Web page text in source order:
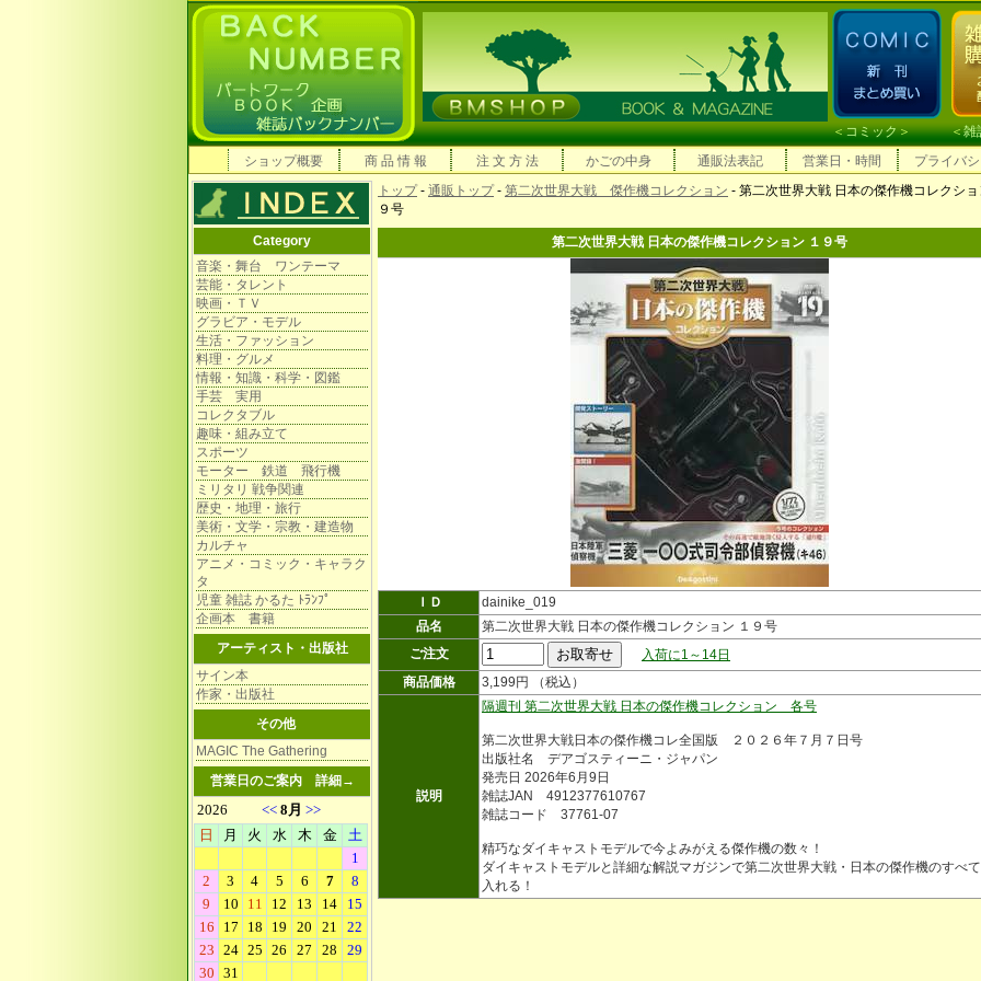
＜コミック＞ ＜雑
ショップ概要
商 品 情 報 注 文 方 法 かごの中身 通販法表記 営業日・時間 プライバ
Category
音楽・舞台 ワンテーマ
芸能・タレント
映画・ＴＶ
グラビア・モデル
生活・ファッション
料理・グルメ
情報・知識・科学・図鑑
手芸 実用
コレクタブル
趣味・組み立て
スポーツ
モーター 鉄道 飛行機
ミリタリ 戦争関連
歴史・地理・旅行
美術・文学・宗教・建造物
カルチャ
アニメ・コミック・キャラク
タ
児童 雑誌 かるた ﾄﾗﾝﾌﾟ
企画本 書籍
アーティスト・出版社
サイン本
作家・出版社
その他
MAGIC The Gathering
営業日のご案内 詳細→
トップ- 通販トップ- 第二次世界大戦 傑作機コレクション - 第二次世界大戦 日本の傑作機コレクシ
９号
第二次世界大戦 日本の傑作機コレクション １９号
ＩＤ
dainike_019
品名
第二次世界大戦 日本の傑作機コレクション １９号
ご注文
入荷に1～14日
商品価格
3,199円 （税込）
説明
隔週刊 第二次世界大戦 日本の傑作機コレクション 各号
第二次世界大戦日本の傑作機コレ全国版 ２０２６年７月７日号
出版社名 デアゴスティーニ・ジャパン
発売日 2026年6月9日
雑誌JAN 4912377610767
雑誌コード 37761-07
精巧なダイキャストモデルで今よみがえる傑作機の数々！
ダイキャストモデルと詳細な解説マガジンで第二次世界大戦・日本の傑作機のすべ
入れる！